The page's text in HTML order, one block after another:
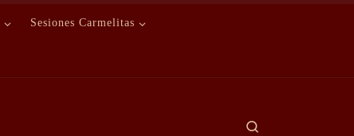
Sesiones Carmelitas